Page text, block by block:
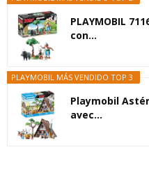
PLAYMOBIL
con...
PLAYMOBIL MÁS VENDIDO TOP 3
Playmobil
avec...